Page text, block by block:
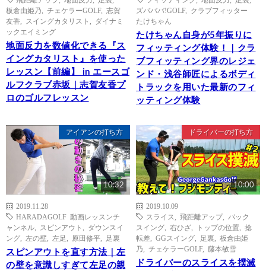
板倉由姫乃
チェケラーGOLF, 志賀
友香
スイングカタリスト
ダイナミ
ックエイミング
地面反力を数値化できる『ス
イングカタリスト』を使った
レッスン【前編】 in エースゴ
ルフクラブ赤坂｜志賀友香プ
ロのゴルフレッスン
ズバババ!GOLF, クラブフィッター
たけちゃん
たけちゃん自身が5年振りに
フィッティング体験！｜クラ
ブフィッティング界のレジェ
ンド・浅谷師匠によるボディ
トラックを用いた最新のフィ
ッティング体験
アイアンの打ち方
10:32
2019.11.28
HARADAGOLF 動画レッスンチ
ャンネル
スピンアウト
ダウンスイ
ング
左の壁 左足 原田修平 足裏
スピンアウトを直す方法｜左
の壁を意識しすぎて左足の親
ドライバーの打ち方
10:00
2019.10.09
スライス
飛距離アップ, バック
スイング
右ひざ トップの位置
捻
転差
GGスイング 足裏
板倉由姫
乃
チェケラーGOLF, 藤本敏雪
ドライバーのスライスを撲滅